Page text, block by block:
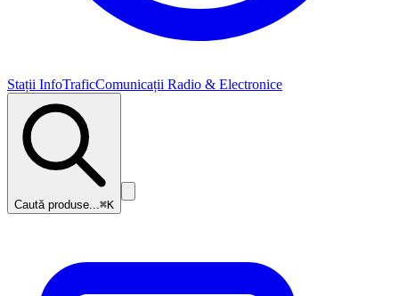
Stații InfoTraficComunicații Radio & Electronice
Caută produse...⌘K